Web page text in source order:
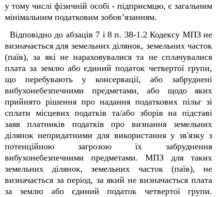
у тому числі фізичній особі - підприємцю, є загальним
мінімальним податковим зобов’язанням.
Відповідно до абзаців 7 і 8 п. 38-1.2 Кодексу МПЗ не
визначається для земельних ділянок, земельних часток
(паїв), за які не нараховувалися та не сплачувалися
плата за землю або єдиний податок четвертої групи,
що перебувають у консервації, або забруднені
вибухонебезпечними предметами, або щодо яких
прийнято рішення про надання податкових пільг зі
сплати місцевих податків та/або зборів на підставі
заяв платників податків про визнання земельних
ділянок непридатними для використання у зв'язку з
потенційною загрозою їх забруднення
вибухонебезпечними предметами. МПЗ для таких
земельних ділянок, земельних часток (паїв), не
визначається за період, за який не визначається плата
за землю або єдиний податок четвертої групи.